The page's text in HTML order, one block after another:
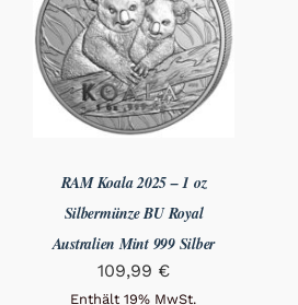
RAM Koala 2025 – 1 oz
Silbermünze BU Royal
Australien Mint 999 Silber
109,99 €
Enthält 19% MwSt.